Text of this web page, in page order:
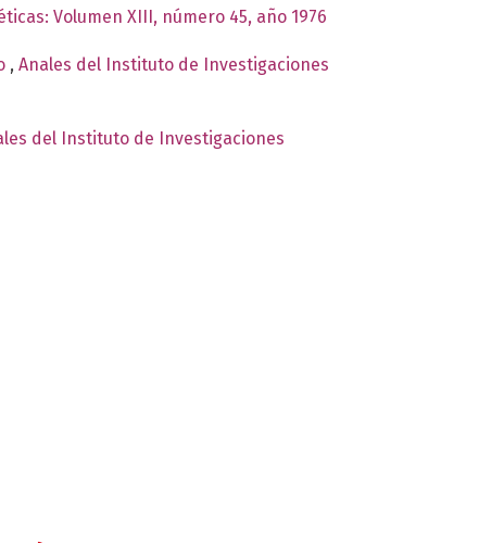
Volumen XIII, número 45, año 1976
, Anales del Instituto de Investigaciones
del Instituto de Investigaciones